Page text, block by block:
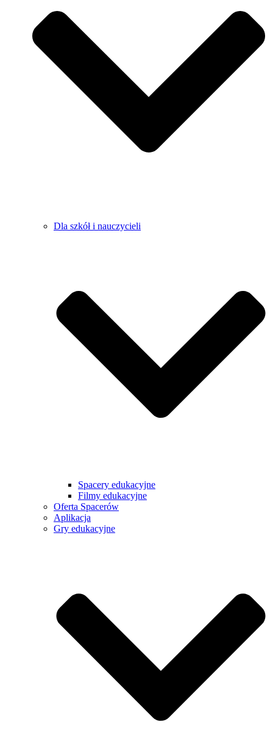
Dla szkół i nauczycieli
Spacery edukacyjne
Filmy edukacyjne
Oferta Spacerów
Aplikacja
Gry edukacyjne